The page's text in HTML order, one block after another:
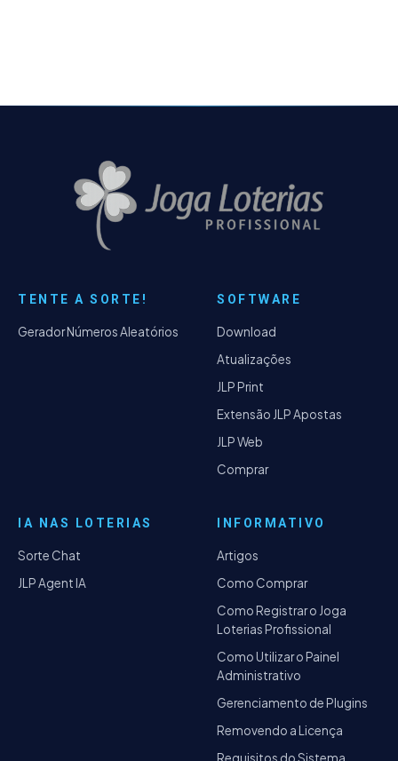
TENTE A SORTE!
Gerador Números Aleatórios
SOFTWARE
Download
Atualizações
JLP Print
Extensão JLP Apostas
JLP Web
Comprar
IA NAS LOTERIAS
Sorte Chat
JLP Agent IA
INFORMATIVO
Artigos
Como Comprar
Como Registrar o Joga
Loterias Profissional
Como Utilizar o Painel
Administrativo
Gerenciamento de Plugins
Removendo a Licença